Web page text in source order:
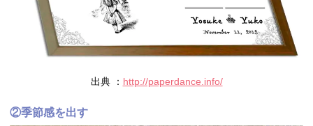
出典 ： http://paperdance.info/
②季節感を出す